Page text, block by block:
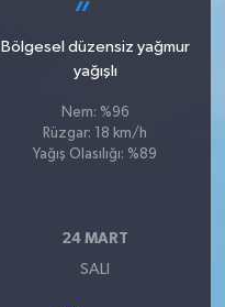
Bölgesel düzensiz yağmur
yağışlı
Nem: %96
Rüzgar: 18 km/h
Yağış Olasılığı: %89
24 MART
SALI